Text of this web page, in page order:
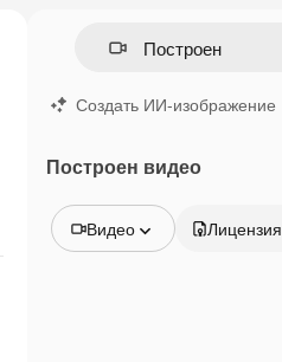
Создать ИИ-изображение
Построен видео
Видео Лицензия